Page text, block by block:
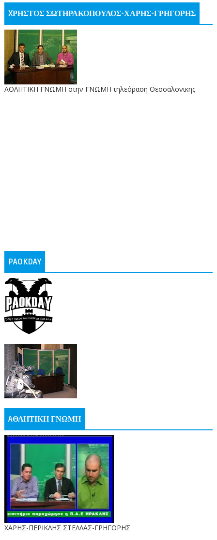
XΡΗΣΤΟΣ ΣΩΤΗΡΑΚΟΠΟΥΛΟΣ-ΧΑΡΗΣ-ΓΡΗΓΟΡΗΣ
ΑΘΛΗΤΙΚΗ ΓΝΩΜΗ στην ΓΝΩΜΗ τηλεόραση Θεσσαλονικης
PAOKDAY
AΘΛΗΤΙΚΗ ΓΝΩΜΗ
ΧΑΡΗΣ-ΠΕΡΙΚΛΗΣ ΣΤΕΛΛΑΣ-ΓΡΗΓΟΡΗΣ